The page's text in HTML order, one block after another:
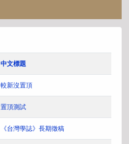
中文標題
較新沒置頂
置頂測試
《台灣學誌》長期徵稿